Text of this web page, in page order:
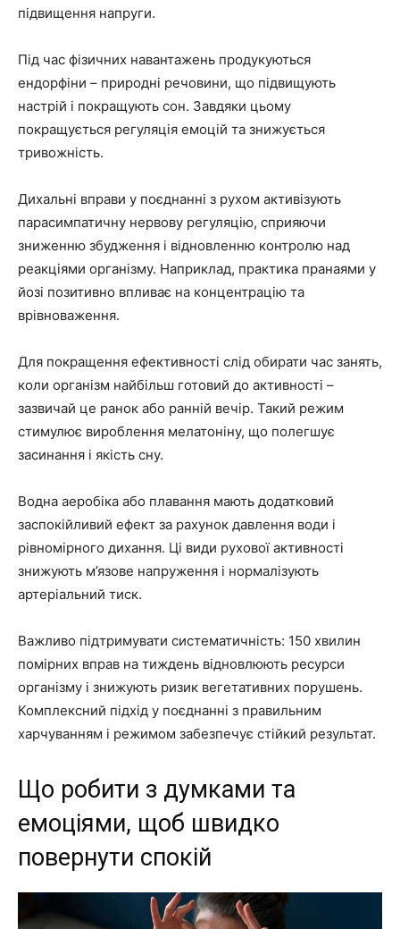
підвищення напруги.
Під час фізичних навантажень продукуються
ендорфіни – природні речовини, що підвищують
настрій і покращують сон. Завдяки цьому
покращується регуляція емоцій та знижується
тривожність.
Дихальні вправи у поєднанні з рухом активізують
парасимпатичну нервову регуляцію, сприяючи
зниженню збудження і відновленню контролю над
реакціями організму. Наприклад, практика пранаями у
йозі позитивно впливає на концентрацію та
врівноваження.
Для покращення ефективності слід обирати час занять,
коли організм найбільш готовий до активності –
зазвичай це ранок або ранній вечір. Такий режим
стимулює вироблення мелатоніну, що полегшує
засинання і якість сну.
Водна аеробіка або плавання мають додатковий
заспокійливий ефект за рахунок давлення води і
рівномірного дихання. Ці види рухової активності
знижують м’язове напруження і нормалізують
артеріальний тиск.
Важливо підтримувати систематичність: 150 хвилин
помірних вправ на тиждень відновлюють ресурси
організму і знижують ризик вегетативних порушень.
Комплексний підхід у поєднанні з правильним
харчуванням і режимом забезпечує стійкий результат.
Що робити з думками та
емоціями, щоб швидко
повернути спокій